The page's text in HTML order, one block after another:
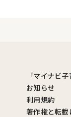
「マイナビ
お知らせ
利用規約
著作権と転載